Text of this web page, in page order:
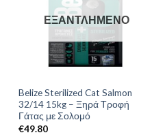
ΕΞΑΝΤΛΗΜΈΝΟ
Belize Sterilized Cat Salmon
32/14 15kg – Ξηρά Τροφή
Γάτας με Σολομό
€49.80